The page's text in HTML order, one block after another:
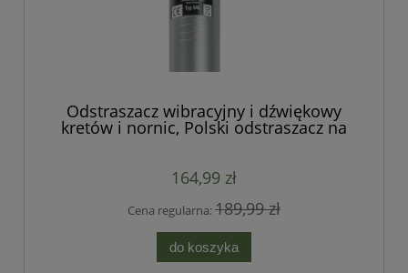
Odstraszacz wibracyjny i dźwiękowy
kretów i nornic, Polski odstraszacz na
164,99 zł
Cena regularna:189,99 zł
do koszyka